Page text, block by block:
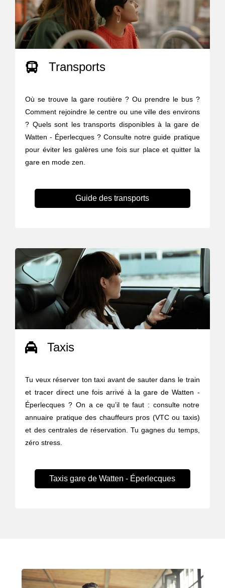
Transports
Où se trouve la gare routière ? Ou prendre le bus ?
Comment rejoindre le centre ou une ville des environs
? Quels sont les transports disponibles à la gare de
Watten - Éperlecques ? Consulte notre guide pratique
pour éviter les galères une fois sur place et quitter la
gare en mode zen.
Guide des transports
Taxis
Tu veux réserver ton taxi avant de sauter dans le train
et tracer direct une fois arrivé à la gare de Watten -
Éperlecques ? On a ce qu’il te faut : consulte notre
annuaire pratique des chauffeurs pros (VTC ou taxis)
et des centrales de réservation. Tu gagnes du temps,
zéro stress.
Taxis gare de Watten - Éperlecques